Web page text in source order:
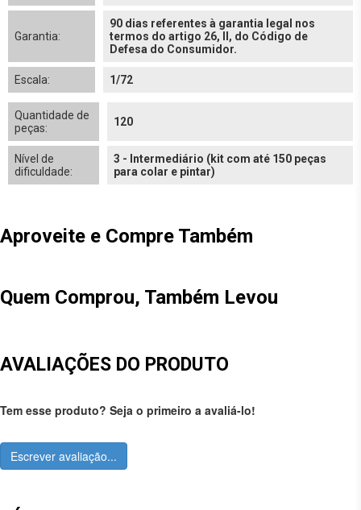
Garantia:
90 dias referentes à garantia legal nos
termos do artigo 26, II, do Código de
Defesa do Consumidor.
Escala: 1/72
Quantidade de
peças:
120
Nível de
dificuldade:
3 - Intermediário (kit com até 150 peças
para colar e pintar)
Aproveite e Compre Também
Quem Comprou, Também Levou
AVALIAÇÕES DO PRODUTO
Tem esse produto? Seja o primeiro a avaliá-lo!
Escrever avaliação...